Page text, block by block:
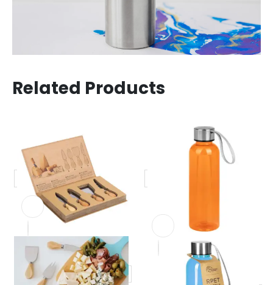
Related Products